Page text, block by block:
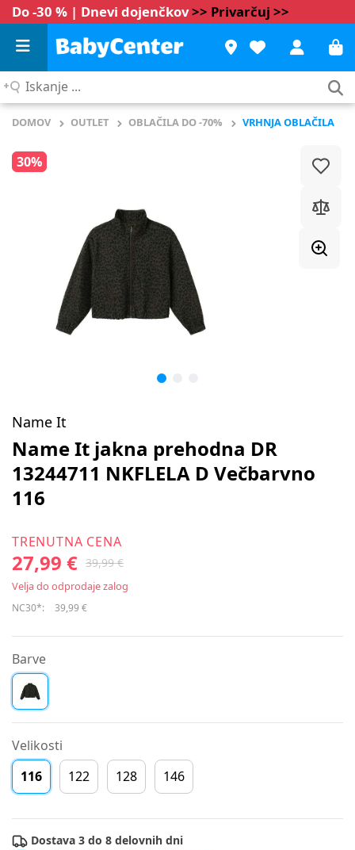
Do -30 % | Dnevi dojenčkov>> Privarčuj >>
Iskanje
DOMOV OUTLET OBLAČILA DO -70% VRHNJA OBLAČILA
30%
Name It
Name It jakna prehodna DR
13244711 NKFLELA D Večbarvno
116
TRENUTNA CENA
27,99 € 39,99 €
Velja do odprodaje zalog
NC30*: 39,99 €
Barve
Velikosti
116
122 128 146
Dostava 3 do 8 delovnih dni